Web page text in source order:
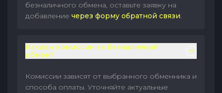
безналичного обмена, оставьте заявку на
добавление через форму обратной связи.
Каковы комиссии за безналичный
обмен?
Комиссии зависят от выбранного обменника и
способа оплаты. Уточняйте актуальные